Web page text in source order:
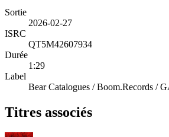
Sortie
2026-02-27
ISRC
QT5M42607934
Durée
1:29
Label
Bear Catalogues / Boom.Records /
Titres associés